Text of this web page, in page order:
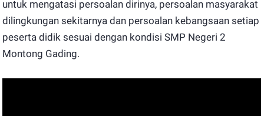
untuk mengatasi persoalan dirinya, persoalan masyarakat
dilingkungan sekitarnya dan persoalan kebangsaan setiap
peserta didik sesuai dengan kondisi SMP Negeri 2
Montong Gading.